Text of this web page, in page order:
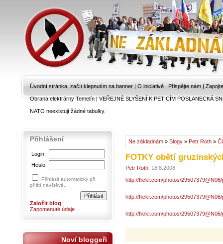
Úvodní stránka, začít klepnutím na banner | O iniciativě | Přispějte nám |
Obrana elektrárny Temelín|VEŘEJNÉ SLYŠENÍ K PETICÍM POSLANECKÁ
NATO neexistují žádné tabulky.
Ne základnám » Blogy » Petr Roth »
FOTKY obětí
Petr Roth , 18.8.2008
http://flickr.com/photos/
http://flickr.com/photos/
http://flickr.com/photos/
Přihlášení
Login:
Heslo:
Přihlásit automaticky při
příští návštěvě.
Založit blog
Zapomenuté údaje
Noví bloggeři